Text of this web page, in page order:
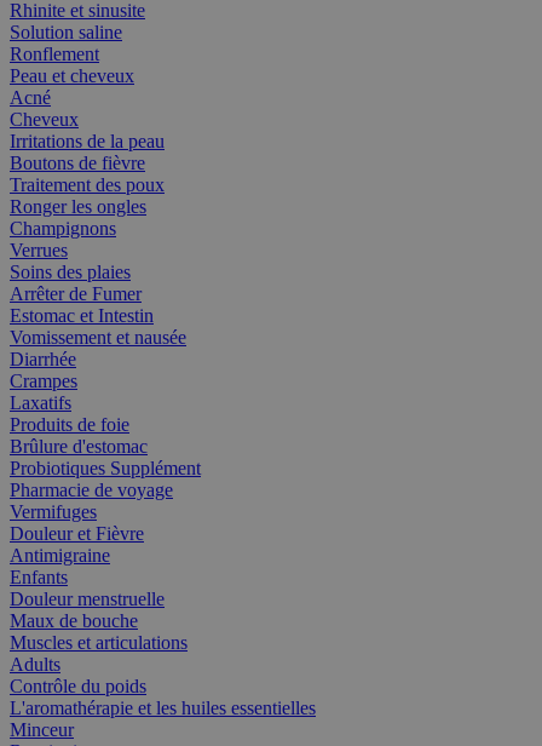
Rhinite et sinusite
Solution saline
Ronflement
Peau et cheveux
Acné
Cheveux
Irritations de la peau
Boutons de fièvre
Traitement des poux
Ronger les ongles
Champignons
Verrues
Soins des plaies
Arrêter de Fumer
Estomac et Intestin
Vomissement et nausée
Diarrhée
Crampes
Laxatifs
Produits de foie
Brûlure d'estomac
Probiotiques Supplément
Pharmacie de voyage
Vermifuges
Douleur et Fièvre
Antimigraine
Enfants
Douleur menstruelle
Maux de bouche
Muscles et articulations
Adults
Contrôle du poids
L'aromathérapie et les huiles essentielles
Minceur